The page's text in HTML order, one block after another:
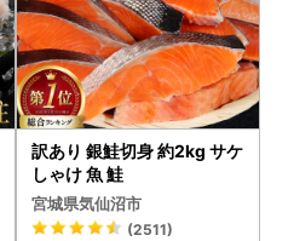
訳あり 銀鮭切身 約2kg サケ
しゃけ 魚 鮭
宮城県気仙沼市
(2511)